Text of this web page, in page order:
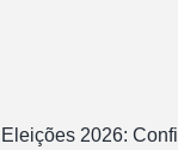
Eleições 2026: